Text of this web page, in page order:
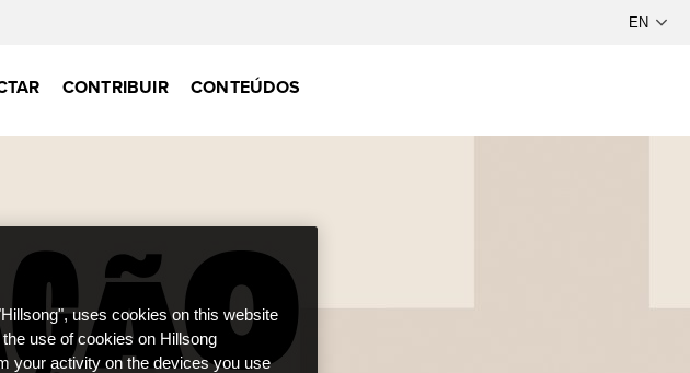
CONTRIBUIR CONTEÚDOS
uses cookies on this website
use of cookies on Hillsong
your activity on the devices you use